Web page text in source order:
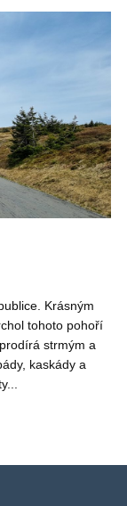
Krásným
tohoto pohoří
strmým a
kaskády a